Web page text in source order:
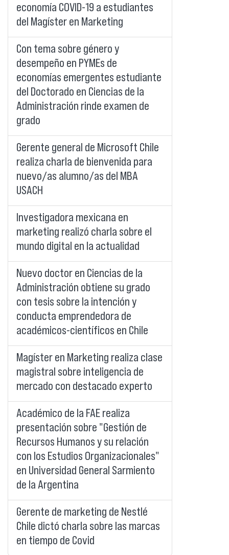
economía COVID-19 a estudiantes
del Magíster en Marketing
Con tema sobre género y
desempeño en PYMEs de
economías emergentes estudiante
del Doctorado en Ciencias de la
Administración rinde examen de
grado
Gerente general de Microsoft Chile
realiza charla de bienvenida para
nuevo/as alumno/as del MBA
USACH
Investigadora mexicana en
marketing realizó charla sobre el
mundo digital en la actualidad
Nuevo doctor en Ciencias de la
Administración obtiene su grado
con tesis sobre la intención y
conducta emprendedora de
académicos-científicos en Chile
Magíster en Marketing realiza clase
magistral sobre inteligencia de
mercado con destacado experto
Académico de la FAE realiza
presentación sobre "Gestión de
Recursos Humanos y su relación
con los Estudios Organizacionales"
en Universidad General Sarmiento
de la Argentina
Gerente de marketing de Nestlé
Chile dictó charla sobre las marcas
en tiempo de Covid